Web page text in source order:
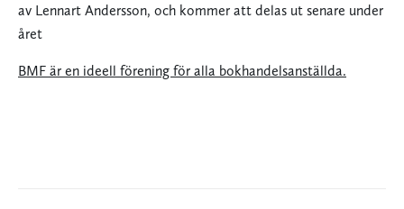
av Lennart Andersson, och kommer att delas ut senare under
året
BMF är en ideell förening för alla bokhandelsanställda.